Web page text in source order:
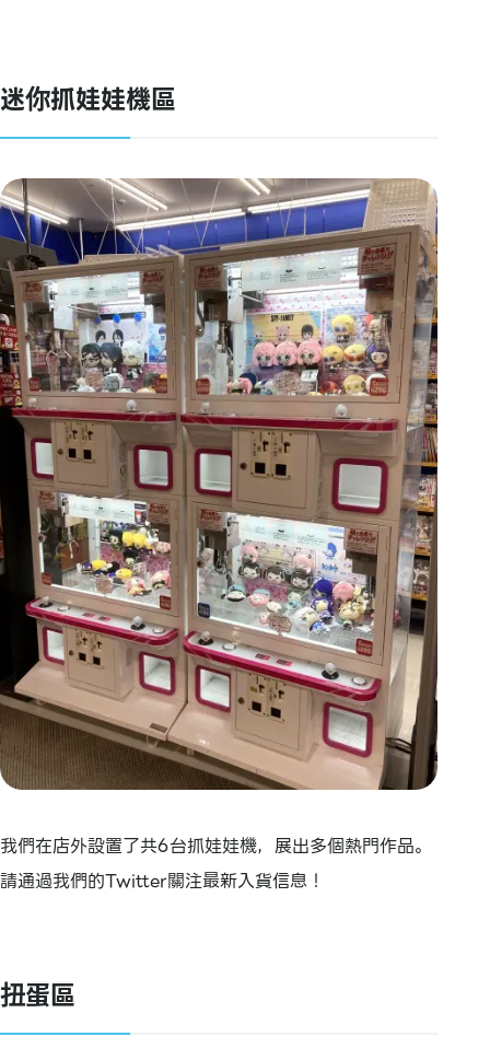
迷你抓娃娃機區
我們在店外設置了共6台抓娃娃機，展出多個熱門作品。
請通過我們的Twitter關注最新入貨信息！
扭蛋區